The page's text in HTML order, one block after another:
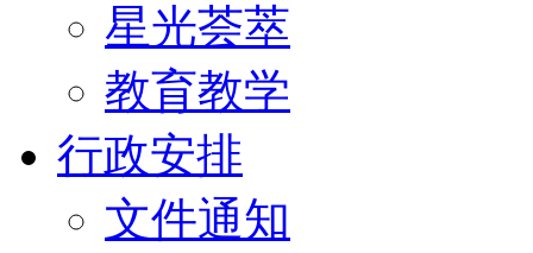
星光荟萃
教育教学
行政安排
文件通知